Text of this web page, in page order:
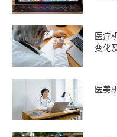
医疗
变化
医美